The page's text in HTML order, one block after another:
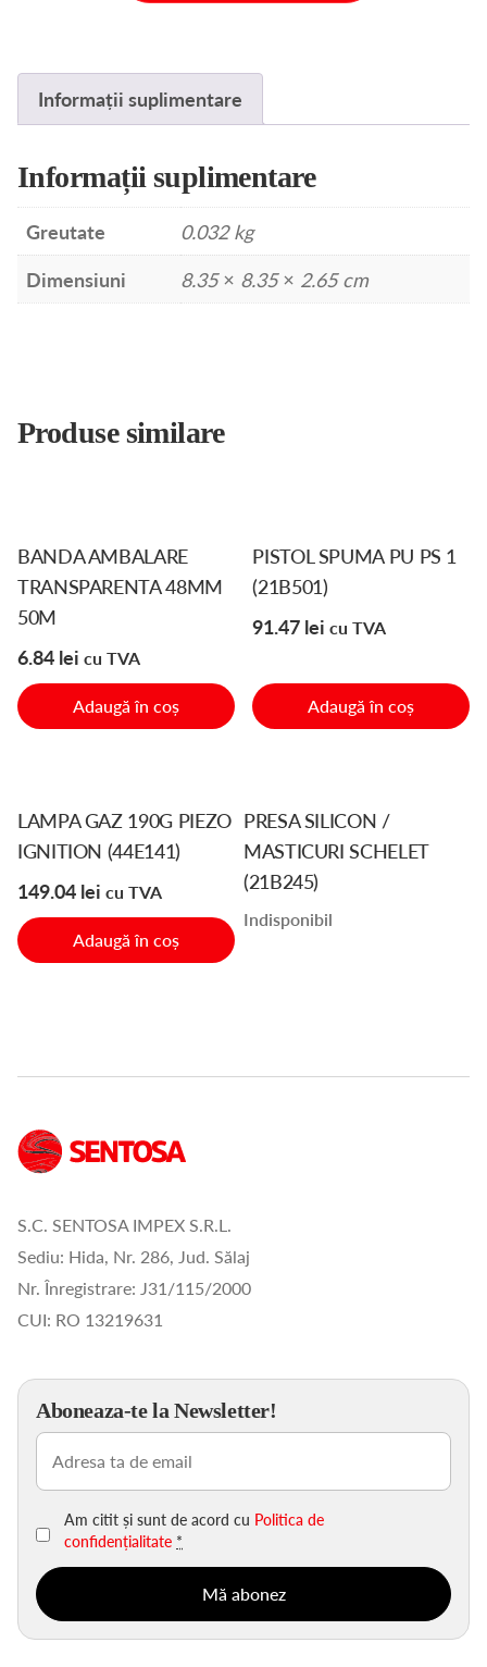
X
0.2
MM
(02-
032)
Informații suplimentare
Informații suplimentare
Greutate
0.032 kg
Dimensiuni
8.35 × 8.35 × 2.65 cm
Produse similare
BANDA AMBALARE
TRANSPARENTA 48MM
50M
6.84 lei cu TVA
Adaugă în coș
PISTOL SPUMA PU PS 1
(21B501)
91.47 lei cu TVA
Adaugă în coș
LAMPA GAZ 190G PIEZO
IGNITION (44E141)
149.04 lei cu TVA
Adaugă în coș
PRESA SILICON /
MASTICURI SCHELET
(21B245)
Indisponibil
S.C. SENTOSA IMPEX S.R.L.
Sediu: Hida, Nr. 286, Jud. Sălaj
Nr. Înregistrare: J31/115/2000
CUI: RO 13219631
Aboneaza-te la Newsletter!
Email
(Obligatoriu)
Am citit și sunt de acord cu Politica de
confidențialitate *